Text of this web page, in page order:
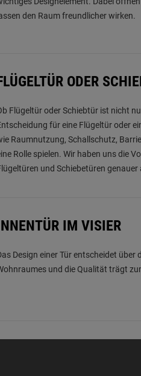
den Raum freundlicher wirken.
ODER
Flügeltür oder Schiebtür ist nicht
für eine Flügeltür oder
Raumnutzung, Schallschutz,
Rolle spielen. Wir haben uns die
und Schiebetüren genauer
IM VISIER
Design einer Tür entscheidet über
und die Qualität trägt